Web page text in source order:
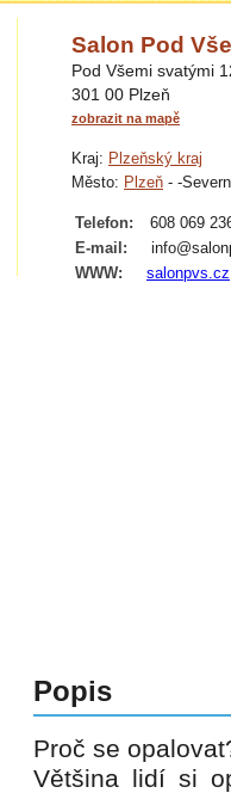
Salon Pod
Pod Všemi svatými
301 00 Plzeň
zobrazit na mapě
Kraj: Plzeňský kraj
Město: Plzeň - -
Telefon:
608 069
E-mail:
WWW:
salonpvs.cz
Popis
Proč se
Většina lidí si